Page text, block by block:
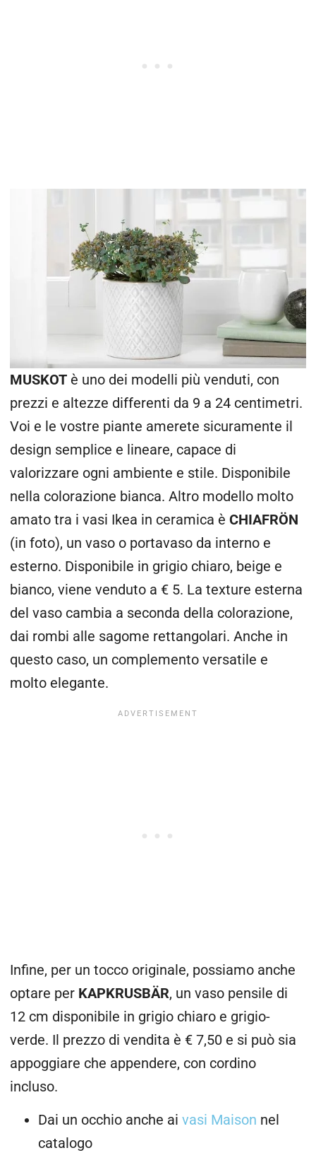
MUSKOT è uno dei modelli più venduti, con
prezzi e altezze differenti da 9 a 24 centimetri.
Voi e le vostre piante amerete sicuramente il
design semplice e lineare, capace di
valorizzare ogni ambiente e stile. Disponibile
nella colorazione bianca. Altro modello molto
amato tra i vasi Ikea in ceramica è CHIAFRÖN
(in foto), un vaso o portavaso da interno e
esterno. Disponibile in grigio chiaro, beige e
bianco, viene venduto a € 5. La texture esterna
del vaso cambia a seconda della colorazione,
dai rombi alle sagome rettangolari. Anche in
questo caso, un complemento versatile e
molto elegante.
Infine, per un tocco originale, possiamo anche
optare per KAPKRUSBÄR, un vaso pensile di
12 cm disponibile in grigio chiaro e grigio-
verde. Il prezzo di vendita è € 7,50 e si può sia
appoggiare che appendere, con cordino
incluso.
Dai un occhio anche ai vasi Maison nel
catalogo